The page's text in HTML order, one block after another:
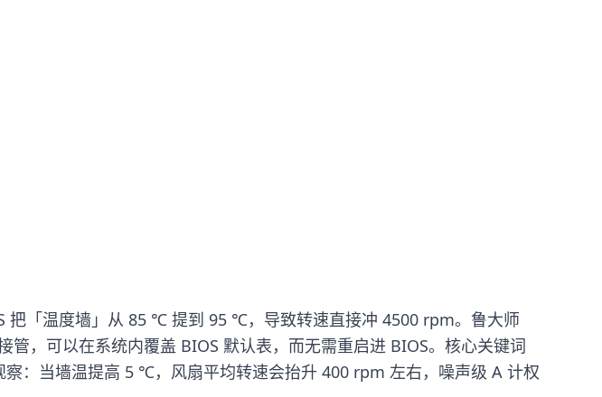
把「温度墙」从 85 ℃ 提到 95 ℃，导致转速直接冲 4500 rpm。鲁大师
，可以在系统内覆盖 BIOS 默认表，而无需重启进 BIOS。核心关键词
：当墙温提高 5 ℃，风扇平均转速会抬升 400 rpm 左右，噪声级 A 计权